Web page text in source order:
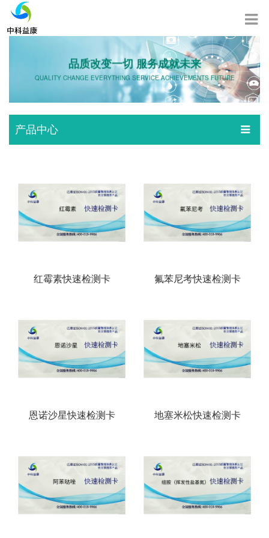
品质改变一切 服务成就未来
QUALITY CHANGE EVERYTHING SERVICE ACHIEVEMENTS FUTURE
产品中心
红霉素快速检测卡 氟苯尼考快速检测卡
恩诺沙星快速检测卡 地塞米松快速检测卡